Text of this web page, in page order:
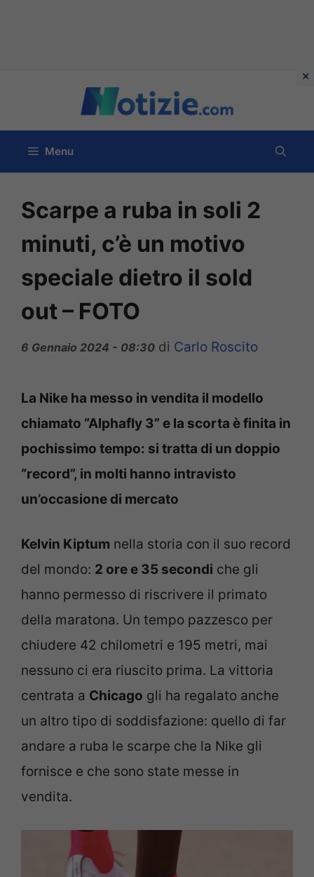
contenuto
Menu
Scarpe a ruba in soli 2
minuti, c’è un motivo
speciale dietro il sold
out – FOTO
6 Gennaio 2024 - 08:30 di Carlo Roscito
La Nike ha messo in vendita il modello
chiamato “Alphafly 3” e la scorta è finita in
pochissimo tempo: si tratta di un doppio
“record”, in molti hanno intravisto
un’occasione di mercato
Kelvin Kiptum nella storia con il suo record
del mondo: 2 ore e 35 secondi che gli
hanno permesso di riscrivere il primato
della maratona. Un tempo pazzesco per
chiudere 42 chilometri e 195 metri, mai
nessuno ci era riuscito prima. La vittoria
centrata a Chicago gli ha regalato anche
un altro tipo di soddisfazione: quello di far
andare a ruba le scarpe che la Nike gli
fornisce e che sono state messe in
vendita.